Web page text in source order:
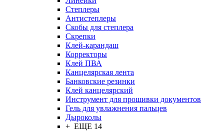
Степлеры
Антистеплеры
Скобы для степлера
Скрепки
Клей-карандаш
Корректоры
Клей ПВА
Канцелярская лента
Банковские резинки
Клей канцелярский
Инструмент для прошивки документов
Гель для увлажнения пальцев
Дыроколы
+ ЕЩЕ 14